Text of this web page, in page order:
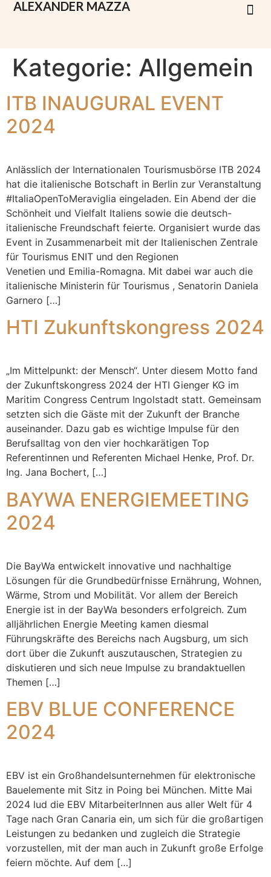
ALEXANDER MAZZA
Kategorie: Allgemein
ITB INAUGURAL EVENT
2024
Anlässlich der Internationalen Tourismusbörse ITB 2024
hat die italienische Botschaft in Berlin zur Veranstaltung
#ItaliaOpenToMeraviglia eingeladen. Ein Abend der die
Schönheit und Vielfalt Italiens sowie die deutsch-
italienische Freundschaft feierte. Organisiert wurde das
Event in Zusammenarbeit mit der Italienischen Zentrale
für Tourismus ENIT und den Regionen
Venetien und Emilia-Romagna. Mit dabei war auch die
italienische Ministerin für Tourismus , Senatorin Daniela
Garnero […]
HTI Zukunftskongress 2024
„Im Mittelpunkt: der Mensch“. Unter diesem Motto fand
der Zukunftskongress 2024 der HTI Gienger KG im
Maritim Congress Centrum Ingolstadt statt. Gemeinsam
setzten sich die Gäste mit der Zukunft der Branche
auseinander. Dazu gab es wichtige Impulse für den
Berufsalltag von den vier hochkarätigen Top
Referentinnen und Referenten Michael Henke, Prof. Dr.
Ing. Jana Bochert, […]
BAYWA ENERGIEMEETING
2024
Die BayWa entwickelt innovative und nachhaltige
Lösungen für die Grundbedürfnisse Ernährung, Wohnen,
Wärme, Strom und Mobilität. Vor allem der Bereich
Energie ist in der BayWa besonders erfolgreich. Zum
alljährlichen Energie Meeting kamen diesmal
Führungskräfte des Bereichs nach Augsburg, um sich
dort über die Zukunft auszutauschen, Strategien zu
diskutieren und sich neue Impulse zu brandaktuellen
Themen […]
EBV BLUE CONFERENCE
2024
EBV ist ein Großhandelsunternehmen für elektronische
Bauelemente mit Sitz in Poing bei München. Mitte Mai
2024 lud die EBV MitarbeiterInnen aus aller Welt für 4
Tage nach Gran Canaria ein, um sich für die großartigen
Leistungen zu bedanken und zugleich die Strategie
vorzustellen, mit der man auch in Zukunft große Erfolge
feiern möchte. Auf dem […]